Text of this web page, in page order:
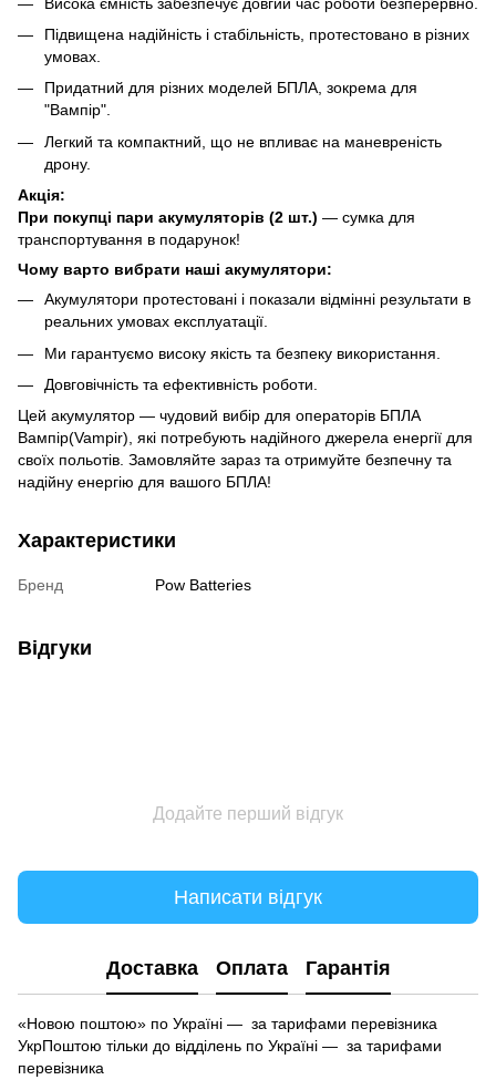
Підвищена надійність і стабільність, протестовано в різних
умовах.
Придатний для різних моделей БПЛА, зокрема для
"Вампір".
Легкий та компактний, що не впливає на маневреність
дрону.
Акція:
При покупці пари акумуляторів (2 шт.) — сумка для
транспортування в подарунок!
Чому варто вибрати наші акумулятори:
Акумулятори протестовані і показали відмінні результати в
реальних умовах експлуатації.
Ми гарантуємо високу якість та безпеку використання.
Довговічність та ефективність роботи.
Цей акумулятор — чудовий вибір для операторів БПЛА
Вампір(Vampir), які потребують надійного джерела енергії для
своїх польотів. Замовляйте зараз та отримуйте безпечну та
надійну енергію для вашого БПЛА!
Характеристики
Бренд Pow Batteries
Відгуки
Додайте перший відгук
Написати відгук
Доставка Оплата Гарантія
«Новою поштою» по Україні — за тарифами перевізника
УкрПоштою тільки до відділень по Україні — за тарифами
перевізника